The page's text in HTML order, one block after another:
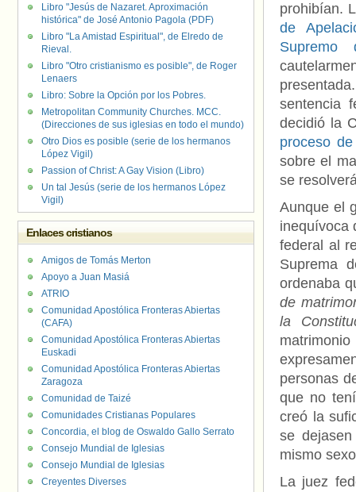
prohibían.
de
Supremo
sentencia
decidió la
proceso
sobre el
se
Aunque el
inequívoca
federal al
Suprema
ordenaba
de
la
personas
que no
creó la
se
mismo
La juez
Libro "Jesús de Nazaret. Aproximación
histórica" de José Antonio Pagola (PDF)
Libro "La Amistad Espiritual", de Elredo de
Rieval.
Libro "Otro cristianismo es posible", de Roger
Lenaers
Libro: Sobre la Opción por los Pobres.
Metropolitan Community Churches. MCC.
(Direcciones de sus iglesias en todo el mundo)
Otro Dios es posible (serie de los hermanos
López Vigil)
Passion of Christ: A Gay Vision (Libro)
Un tal Jesús (serie de los hermanos López
Vigil)
Enlaces cristianos
Amigos de Tomás Merton
Apoyo a Juan Masiá
ATRIO
Comunidad Apostólica Fronteras Abiertas
(CAFA)
Comunidad Apostólica Fronteras Abiertas
Euskadi
Comunidad Apostólica Fronteras Abiertas
Zaragoza
Comunidad de Taizé
Comunidades Cristianas Populares
Concordia, el blog de Oswaldo Gallo Serrato
Consejo Mundial de Iglesias
Consejo Mundial de Iglesias
Creyentes Diverses